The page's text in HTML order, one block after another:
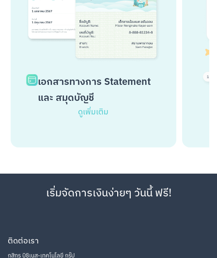
เอกสารทางการ Statement
และ สมุดบัญชี
ดูเพิ่มเติม
ติดต่อเรา
กสิกร บิซิเนส-เทคโนโลยี กรุ๊ป
เริ่มจัดการเงินง่ายๆ วันนี้ ฟรี!